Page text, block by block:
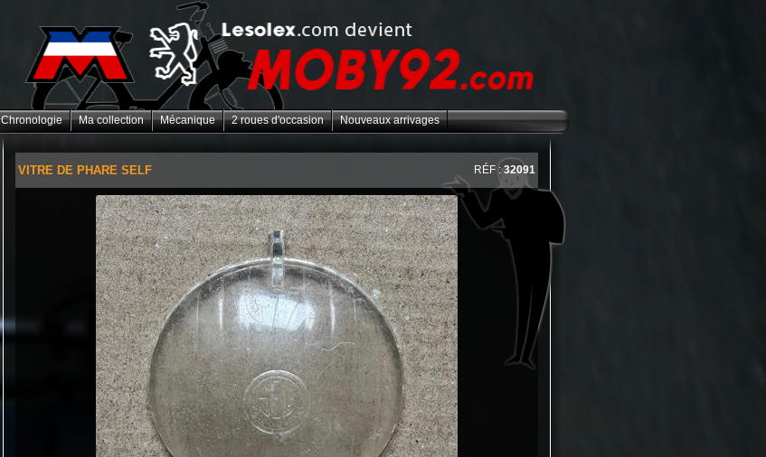
Chronologie Ma collection Mécanique 2 roues d'occasion Nouveaux arrivages
VITRE DE PHARE SELF RÉF :32091